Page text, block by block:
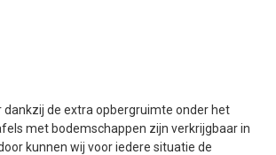
dankzij de extra opbergruimte onder het
met bodemschappen zijn verkrijgbaar in
kunnen wij voor iedere situatie de